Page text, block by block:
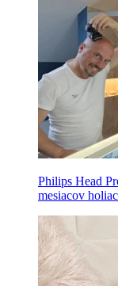
Philips Head
mesiacov